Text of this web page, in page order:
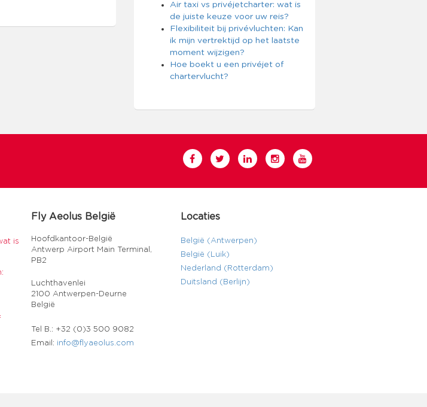
Air taxi vs privéjetcharter: wat is
de juiste keuze voor uw reis?
Flexibiliteit bij privévluchten: Kan
ik mijn vertrektijd op het laatste
moment wijzigen?
Hoe boekt u een privéjet of
chartervlucht?
is
Fly Aeolus België
Hoofdkantoor-België
Antwerp Airport Main Terminal,
PB2
Luchthavenlei
2100 Antwerpen-Deurne
België
Tel B.: +32 (0)3 500 9082
Email: info@flyaeolus.com
Locaties
België (Antwerpen)
België (Luik)
Nederland (Rotterdam)
Duitsland (Berlijn)